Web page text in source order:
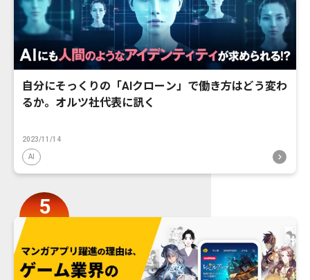
自分にそっくりの「AIクローン」で働き方はどう変わ
るか。オルツ社代表に訊く
2023/11/14
AI